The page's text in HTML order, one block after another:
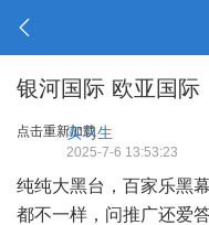
银河国际 欧亚国际
点击重新加载
实习生
2025-7-6 13:53:23
纯纯大黑台，百家乐黑
都不一样，问推广还爱